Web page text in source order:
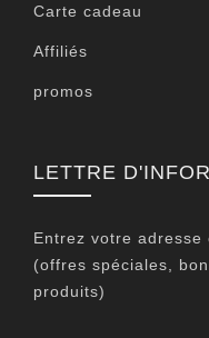
Carte cadeau
Affiliés
promos
LETTRE
Entrez votre
(offres spéciales,
produits)